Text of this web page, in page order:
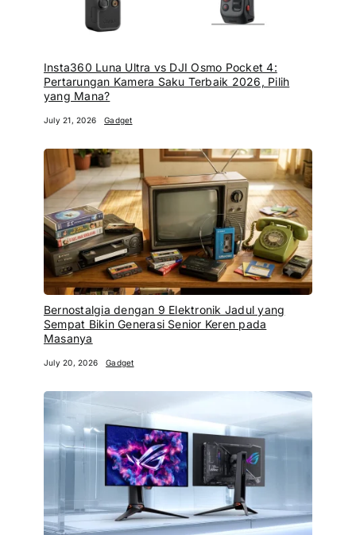
Insta360 Luna Ultra vs DJI Osmo Pocket 4:
Pertarungan Kamera Saku Terbaik 2026, Pilih
yang Mana?
July 21, 2026 Gadget
Bernostalgia dengan 9 Elektronik Jadul yang
Sempat Bikin Generasi Senior Keren pada
Masanya
July 20, 2026 Gadget